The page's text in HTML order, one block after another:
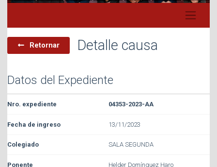
Retornar Detalle causa
Datos del Expediente
04353-2023-AA
13/11/2023
SALA SEGUNDA
Helder Domínguez Haro